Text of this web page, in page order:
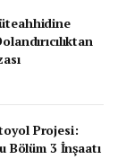
Projesi:
Bölüm 3 İnşaatı